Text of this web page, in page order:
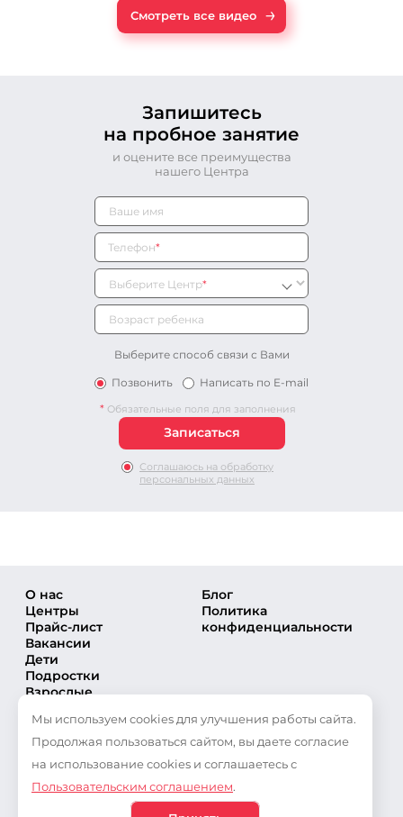
Смотреть все видео →
Запишитесь
на пробное занятие
и оцените все преимущества
нашего Центра
Телефон*
Выберите Центр*
Выберите способ связи с Вами
Позвонить
Написать по E-mail
* Обязательные поля для заполнения
Соглашаюсь на обработку
персональных данных
О нас
Центры
Прайс-лист
Вакансии
Дети
Подростки
Взрослые
Секции
Тренеры
Частые вопросы
Новости
Блог
Политика
конфиденциальности
Мы используем cookies для улучшения работы сайта.
Продолжая пользоваться сайтом, вы даете согласие
на использование cookies и соглашаетесь с
Пользовательским соглашением.